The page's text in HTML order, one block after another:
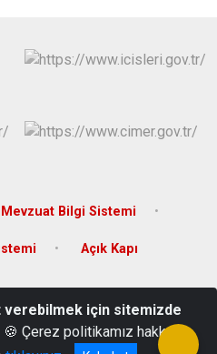
Mevzuat Bilgi Sistemi
Açık Kapı
MUŞ
04 | Fax: 0436 411 22 43
verebilmek için sitemizde
🍪 Çerez politikamız hakkında